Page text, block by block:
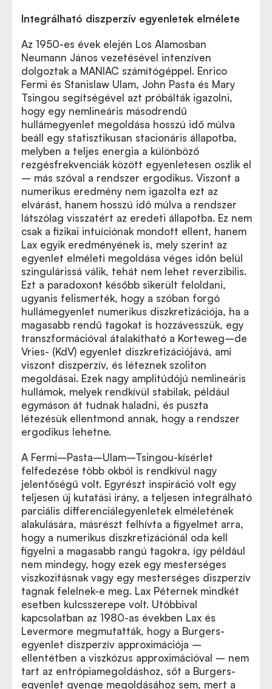
Integrálható diszperzív egyenletek elmélete
Az 1950-es évek elején Los Alamosban
Neumann János vezetésével intenzíven
dolgoztak a MANIAC számítógéppel. Enrico
Fermi és Stanislaw Ulam, John Pasta és Mary
Tsingou segítségével azt próbálták igazolni,
hogy egy nemlineáris másodrendű
hullámegyenlet megoldása hosszú idő múlva
beáll egy statisztikusan stacionáris állapotba,
melyben a teljes energia a különböző
rezgésfrekvenciák között egyenletesen oszlik el
– más szóval a rendszer ergodikus. Viszont a
numerikus eredmény nem igazolta ezt az
elvárást, hanem hosszú idő múlva a rendszer
látszólag visszatért az eredeti állapotba. Ez nem
csak a fizikai intuíciónak mondott ellent, hanem
Lax egyik eredményének is, mely szerint az
egyenlet elméleti megoldása véges időn belül
szingulárissá válik, tehát nem lehet reverzibilis.
Ezt a paradoxont később sikerült feloldani,
ugyanis felismerték, hogy a szóban forgó
hullámegyenlet numerikus diszkretizációja, ha a
magasabb rendű tagokat is hozzávesszük, egy
transzformációval átalakítható a Korteweg–de
Vries- (KdV) egyenlet diszkretizációjává, ami
viszont diszperzív, és léteznek szoliton
megoldásai. Ezek nagy amplitúdójú nemlineáris
hullámok, melyek rendkívül stabilak, például
egymáson át tudnak haladni, és puszta
létezésük ellentmond annak, hogy a rendszer
ergodikus lehetne.
A Fermi–Pasta–Ulam–Tsingou-kísérlet
felfedezése több okból is rendkívül nagy
jelentőségű volt. Egyrészt inspiráció volt egy
teljesen új kutatási irány, a teljesen integrálható
parciális differenciálegyenletek elméletének
alakulására, másrészt felhívta a figyelmet arra,
hogy a numerikus diszkretizációnál oda kell
figyelni a magasabb rangú tagokra, így például
nem mindegy, hogy ezek egy mesterséges
viszkozitásnak vagy egy mesterséges diszperzív
tagnak felelnek-e meg. Lax Péternek mindkét
esetben kulcsszerepe volt. Utóbbival
kapcsolatban az 1980-as években Lax és
Levermore megmutatták, hogy a Burgers-
egyenlet diszperzív approximációja –
ellentétben a viszkózus approximációval – nem
tart az entrópiamegoldáshoz, sőt a Burgers-
egyenlet gyenge megoldásához sem, mert a